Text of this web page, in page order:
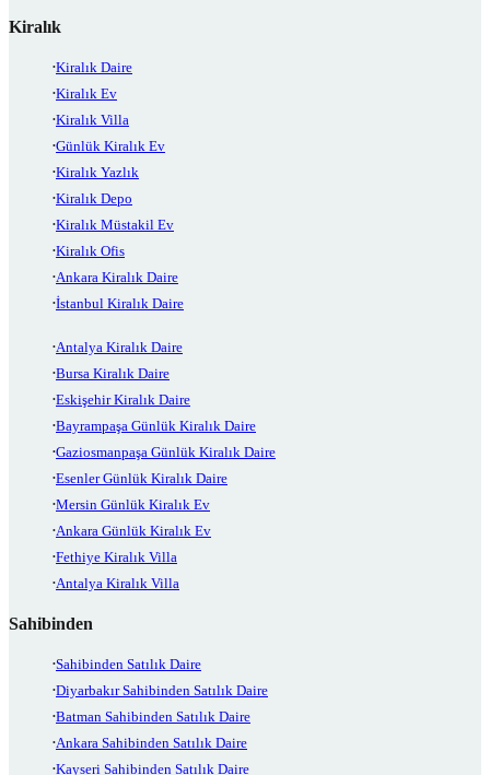
Kiralık
Kiralık Daire
Kiralık Ev
Kiralık Villa
Günlük Kiralık Ev
Kiralık Yazlık
Kiralık Depo
Kiralık Müstakil Ev
Kiralık Ofis
Ankara Kiralık Daire
İstanbul Kiralık Daire
Antalya Kiralık Daire
Bursa Kiralık Daire
Eskişehir Kiralık Daire
Bayrampaşa Günlük Kiralık Daire
Gaziosmanpaşa Günlük Kiralık Daire
Esenler Günlük Kiralık Daire
Mersin Günlük Kiralık Ev
Ankara Günlük Kiralık Ev
Fethiye Kiralık Villa
Antalya Kiralık Villa
Sahibinden
Sahibinden Satılık Daire
Diyarbakır Sahibinden Satılık Daire
Batman Sahibinden Satılık Daire
Ankara Sahibinden Satılık Daire
Kayseri Sahibinden Satılık Daire